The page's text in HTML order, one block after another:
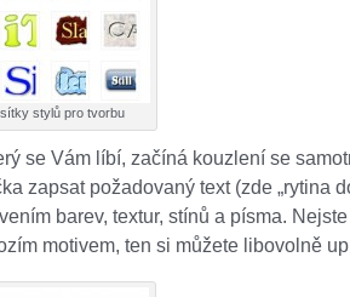
stylů pro tvorbu
se Vám líbí, začíná kouzlení se
zapsat požadovaný text (zde „rytina
barev, textur, stínů a písma.
motivem, ten si můžete libovolně